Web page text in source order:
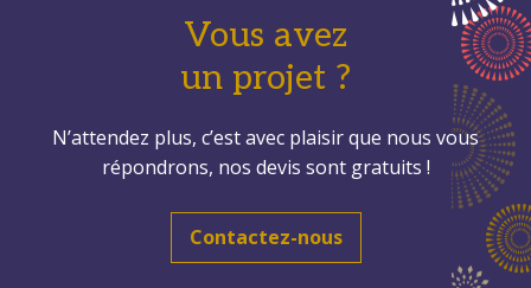
Vous avez
un projet ?
N’attendez plus, c’est avec plaisir que nous vous
répondrons, nos devis sont gratuits !
Contactez-nous